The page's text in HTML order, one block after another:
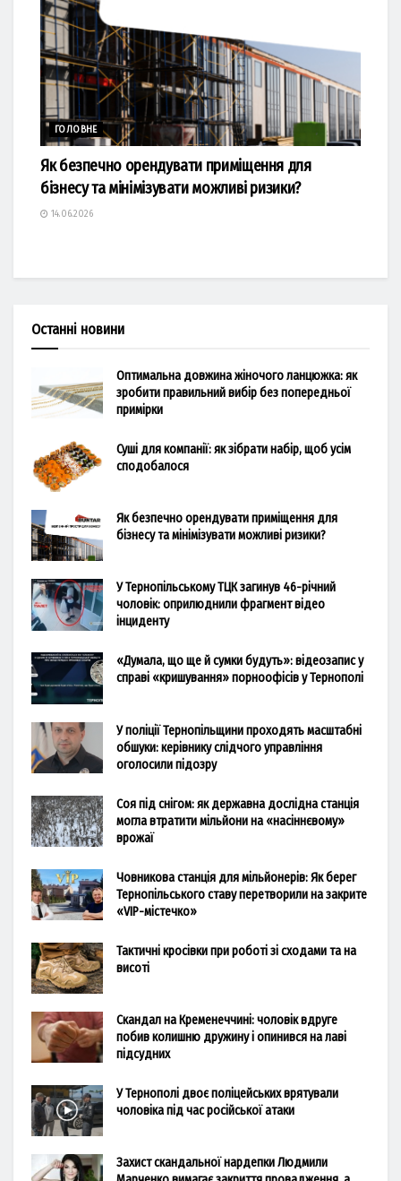
ГОЛОВНЕ
Як безпечно орендувати приміщення для
бізнесу та мінімізувати можливі ризики?
14.06.2026
Останні новини
Оптимальна довжина жіночого ланцюжка: як
зробити правильний вибір без попередньої
примірки
Суші для компанії: як зібрати набір, щоб усім
сподобалося
Як безпечно орендувати приміщення для
бізнесу та мінімізувати можливі ризики?
У Тернопільському ТЦК загинув 46-річний
чоловік: оприлюднили фрагмент відео
інциденту
«Думала, що ще й сумки будуть»: відеозапис у
справі «кришування» порноофісів у Тернополі
У поліції Тернопільщини проходять масштабні
обшуки: керівнику слідчого управління
оголосили підозру
Соя під снігом: як державна дослідна станція
могла втратити мільйони на «насіннєвому»
врожаї
Човникова станція для мільйонерів: Як берег
Тернопільського ставу перетворили на закрите
«VIP-містечко»
Тактичні кросівки при роботі зі сходами та на
висоті
Скандал на Кременеччині: чоловік вдруге
побив колишню дружину і опинився на лаві
підсудних
У Тернополі двоє поліцейських врятували
чоловіка під час російської атаки
Захист скандальної нардепки Людмили